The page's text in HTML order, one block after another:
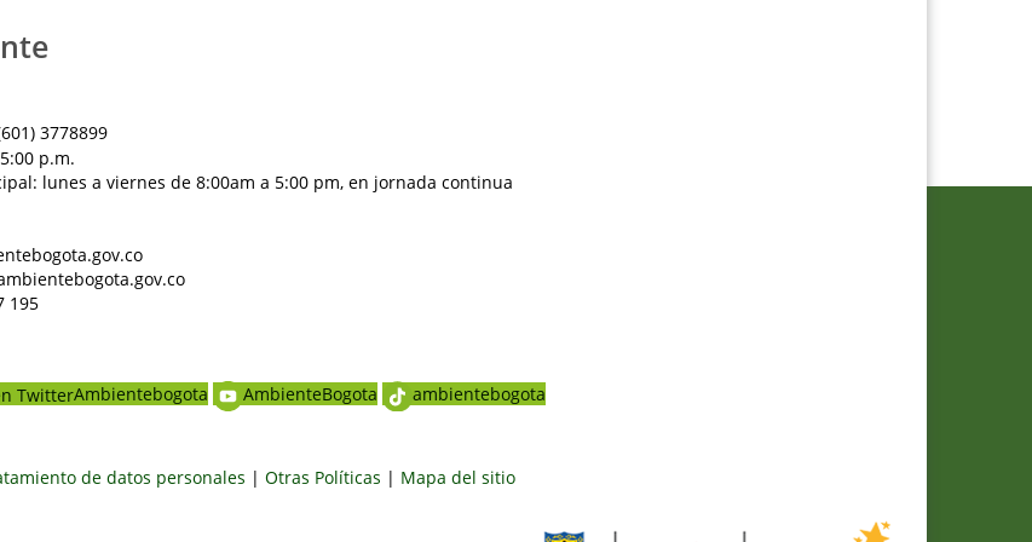
3778899
p.m.
lunes a viernes de 8:00am a 5:00 pm, en jornada continua
195
Ambientebogota AmbienteBogota ambientebogota
de datos personales | Otras Políticas | Mapa del sitio